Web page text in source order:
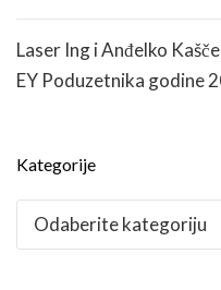
Laser Ing i Anđelko
EY Poduzetnika godine
Kategorije
Kategorije